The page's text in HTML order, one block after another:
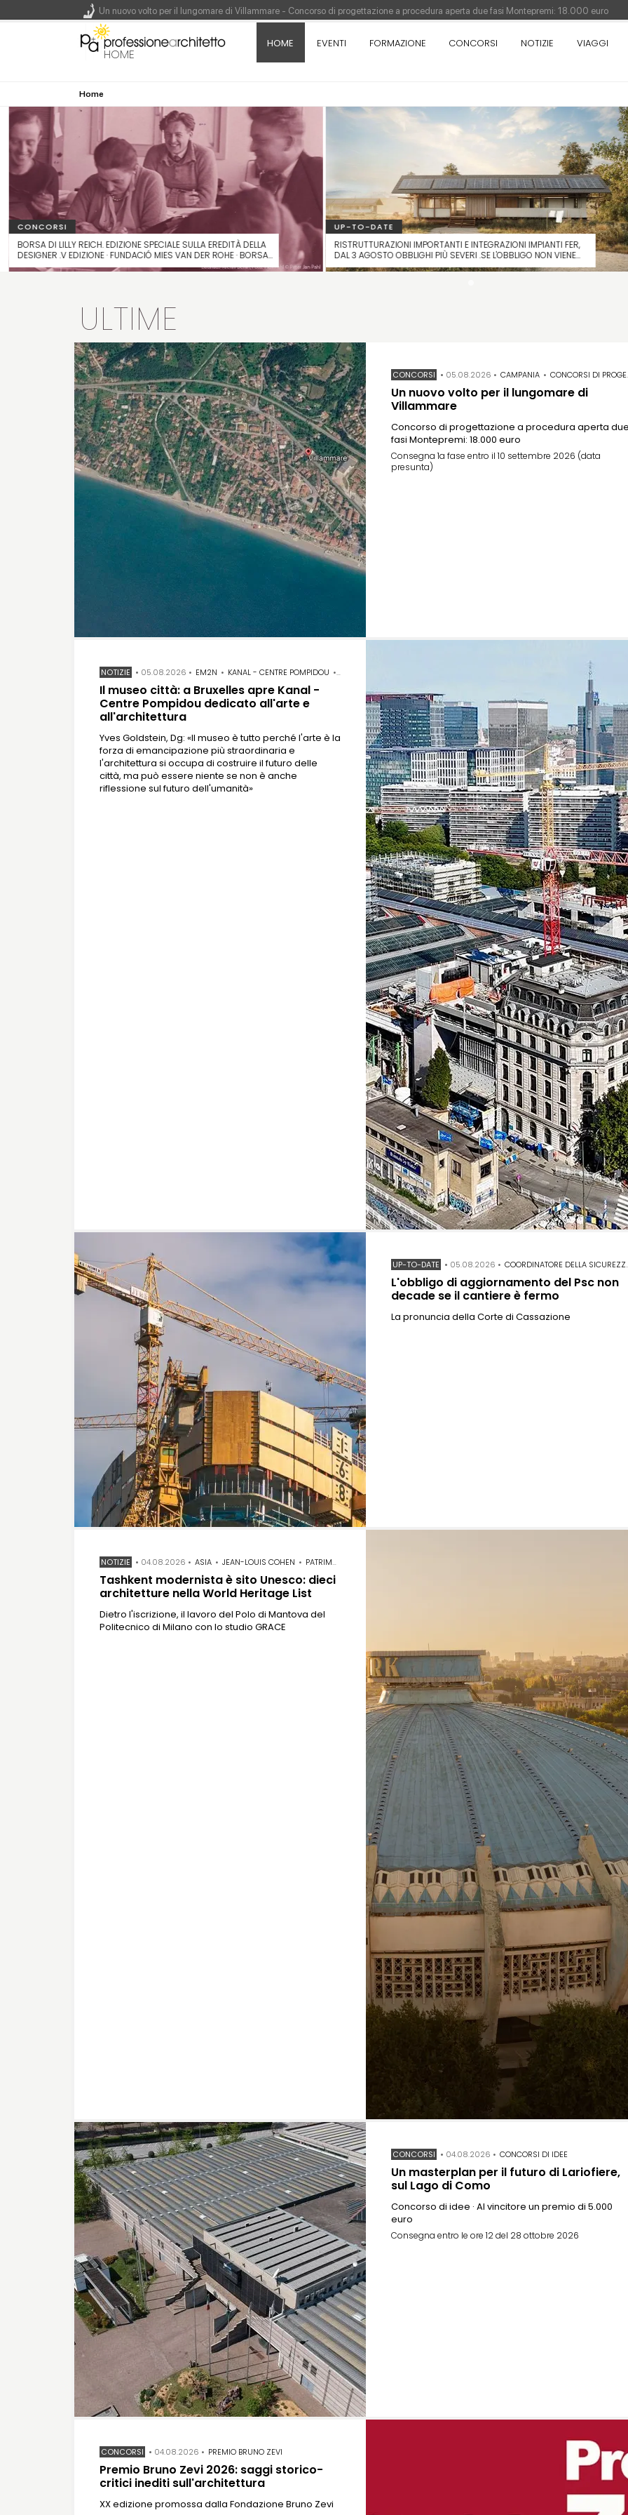
HOME
HOME EVENTI FORMAZIONE CONCORSI NOTIZIE VIAGGI
Home
CONCORSI
BORSA DI LILLY REICH. EDIZIONE SPECIALE SULLA EREDITÀ DELLA
DESIGNER .V EDIZIONE · FUNDACIÓ MIES VAN DER ROHE · BORSA
DI 9.000 EURO
UP-TO-DATE
RISTRUTTURAZIONI IMPORTANTI E INTEGRAZIONI IMPIANTI FER,
DAL 3 AGOSTO OBBLIGHI PIÙ SEVERI .SE L'OBBLIGO NON VIENE
RISPETTATO, IL TITOLO EDILIZIO NON PUÒ ESSERE RILASCIATO
ULTIME
CONCORSI • 05.08.2026 • CAMPANIA • CONCORSI DI PROGETTAZIONE
Un nuovo volto per il lungomare di
Villammare
Concorso di progettazione a procedura aperta due
fasi Montepremi: 18.000 euro
Consegna 1a fase entro il 10 settembre 2026 (data
presunta)
NOTIZIE • 05.08.2026 • EM2N • KANAL - CENTRE POMPIDOU • NOAARCHITECTEN
Il museo città: a Bruxelles apre Kanal -
Centre Pompidou dedicato all'arte e
all'architettura
Yves Goldstein, Dg: «Il museo è tutto perché l'arte è la
forza di emancipazione più straordinaria e
l'architettura si occupa di costruire il futuro delle
città, ma può essere niente se non è anche
riflessione sul futuro dell'umanità»
UP-TO-DATE • 05.08.2026 • COORDINATORE DELLA SICUREZZA IN FASE DI ESECUZIONE
L'obbligo di aggiornamento del Psc non
decade se il cantiere è fermo
La pronuncia della Corte di Cassazione
NOTIZIE • 04.08.2026 • ASIA • JEAN-LOUIS COHEN • PATRIMONIO DELL'UMANITÀ
Tashkent modernista è sito Unesco: dieci
architetture nella World Heritage List
Dietro l'iscrizione, il lavoro del Polo di Mantova del
Politecnico di Milano con lo studio GRACE
CONCORSI • 04.08.2026 • CONCORSI DI IDEE
Un masterplan per il futuro di Lariofiere,
sul Lago di Como
Concorso di idee · Al vincitore un premio di 5.000
euro
Consegna entro le ore 12 del 28 ottobre 2026
CONCORSI • 04.08.2026 • PREMIO BRUNO ZEVI
Premio Bruno Zevi 2026: saggi storico-
critici inediti sull'architettura
XX edizione promossa dalla Fondazione Bruno Zevi
Un nuovo volto per il lungomare di Villammare - Concorso di progettazione a procedura aperta due fasi Montepremi: 18.000 euro
L'obbligo di aggiornamento del Psc non decade se il cantiere è fermo - La pronuncia della Corte di Cassazione